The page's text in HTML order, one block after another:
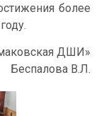
более
ДШИ»
Беспалова В.Л.